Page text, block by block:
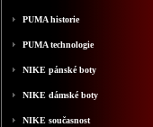
PUMA historie
PUMA technologie
NIKE pánské boty
NIKE dámské boty
NIKE současnost